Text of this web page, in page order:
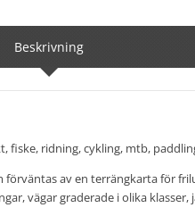
Beskrivning
ridning, cykling, mtb,
förväntas av en terrängkarta för
vägar graderade i olika